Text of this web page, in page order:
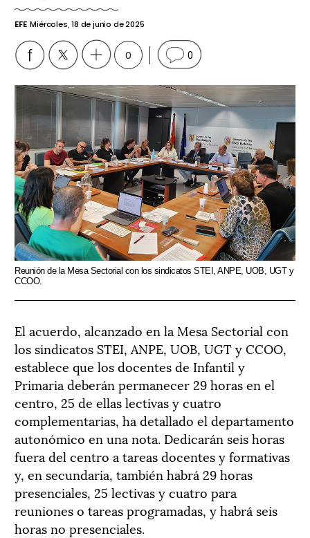
EFE Miércoles, 18 de junio de 2025
0 0
Reunión de la Mesa Sectorial con los sindicatos STEI, ANPE, UOB, UGT y
CCOO.
El acuerdo, alcanzado en la Mesa Sectorial con
los sindicatos STEI, ANPE, UOB, UGT y CCOO,
establece que los docentes de Infantil y
Primaria deberán permanecer 29 horas en el
centro, 25 de ellas lectivas y cuatro
complementarias, ha detallado el departamento
autonómico en una nota. Dedicarán seis horas
fuera del centro a tareas docentes y formativas
y, en secundaria, también habrá 29 horas
presenciales, 25 lectivas y cuatro para
reuniones o tareas programadas, y habrá seis
horas no presenciales.